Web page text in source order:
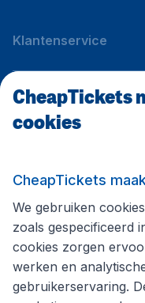
Klantenservice
CheapTickets.be
Volg CheapTickets.be
CheapTickets
cookies
CheapTickets
We gebruiken
zoals gespecificeerd
cookies zorgen
werken en
gebruikerservaring.